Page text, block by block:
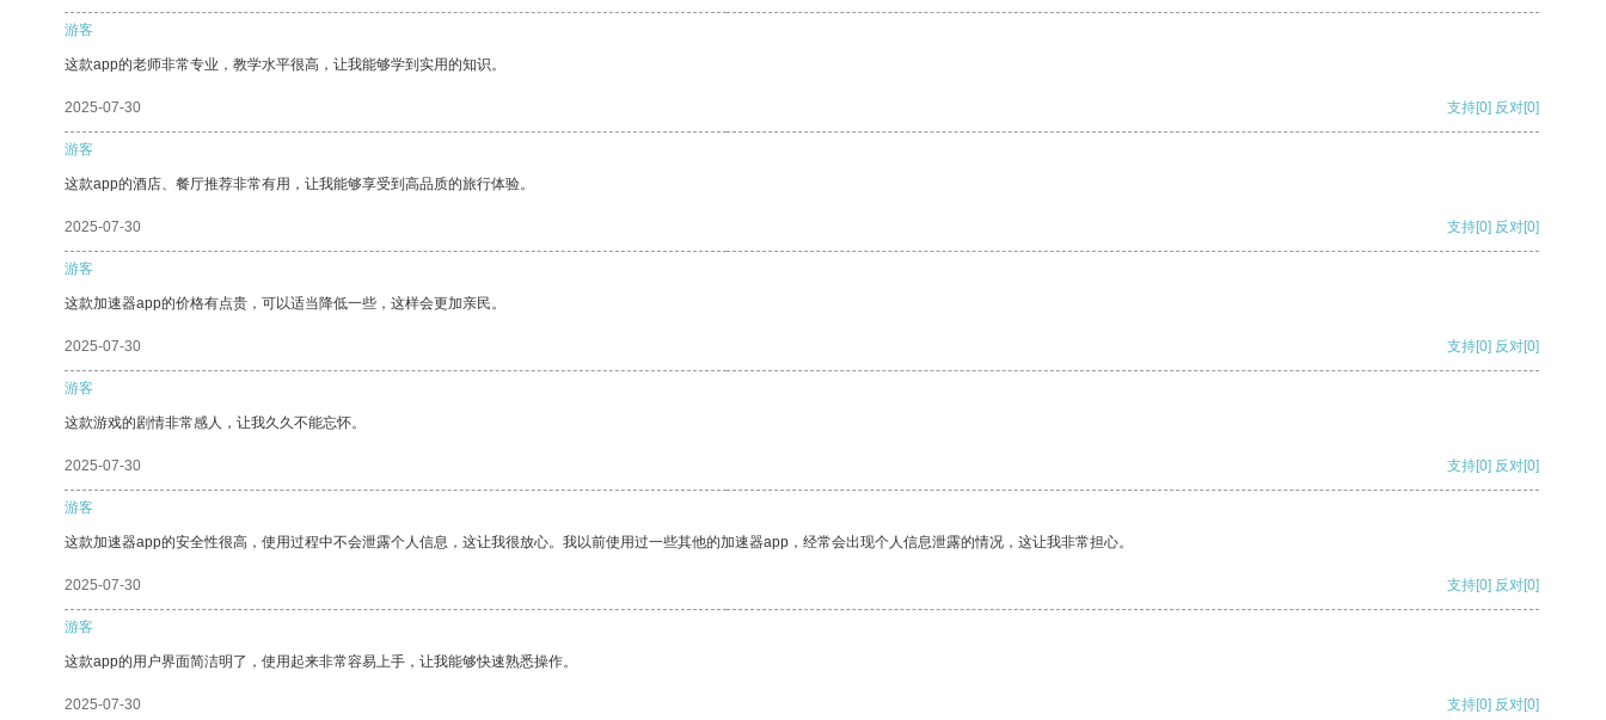
游客
这款app的老师非常专业，教学水平很高，让我能够学到实用的知识。
2025-07-30 支持[0] 反对[0]
游客
这款app的酒店、餐厅推荐非常有用，让我能够享受到高品质的旅行体验。
2025-07-30 支持[0] 反对[0]
游客
这款加速器app的价格有点贵，可以适当降低一些，这样会更加亲民。
2025-07-30 支持[0] 反对[0]
游客
这款游戏的剧情非常感人，让我久久不能忘怀。
2025-07-30 支持[0] 反对[0]
游客
这款加速器app的安全性很高，使用过程中不会泄露个人信息，这让我很放心。我以前使用过一些其他的加速器app，经常会出现个人信息泄露的情况，这让我非常担心。
2025-07-30 支持[0] 反对[0]
游客
这款app的用户界面简洁明了，使用起来非常容易上手，让我能够快速熟悉操作。
2025-07-30 支持[0] 反对[0]